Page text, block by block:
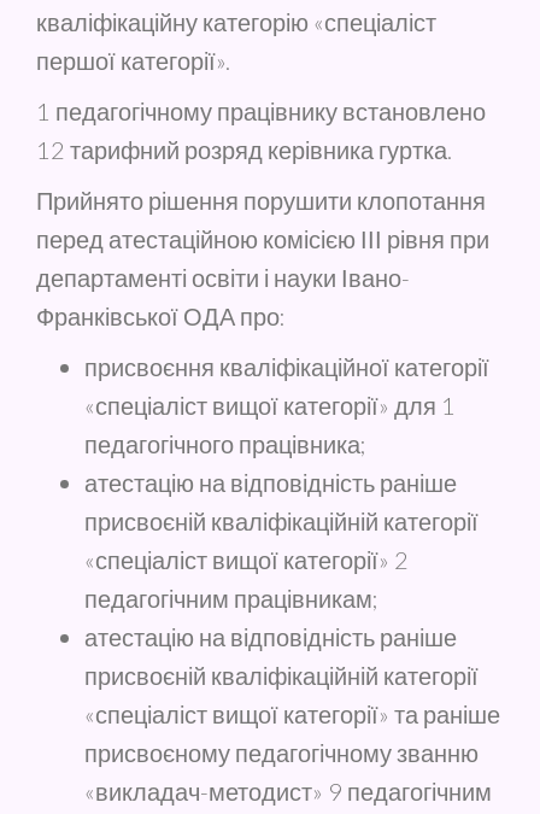
кваліфікаційну категорію «спеціаліст
першої категорії».
1 педагогічному працівнику встановлено
12 тарифний розряд керівника гуртка.
Прийнято рішення порушити клопотання
перед атестаційною комісією ІІІ рівня при
департаменті освіти і науки Івано-
Франківської ОДА про:
присвоєння кваліфікаційної категорії
«спеціаліст вищої категорії» для 1
педагогічного працівника;
атестацію на відповідність раніше
присвоєній кваліфікаційній категорії
«спеціаліст вищої категорії» 2
педагогічним працівникам;
атестацію на відповідність раніше
присвоєній кваліфікаційній категорії
«спеціаліст вищої категорії» та раніше
присвоєному педагогічному званню
«викладач-методист» 9 педагогічним